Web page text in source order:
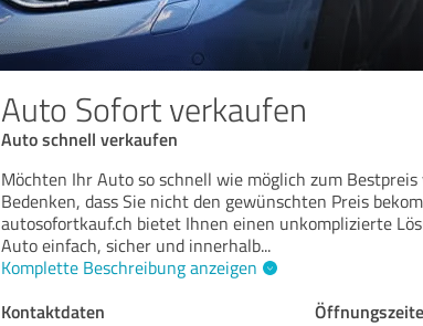
Auto Sofort verkaufen
Auto schnell verkaufen
Möchten Ihr Auto so schnell wie möglich zum Bestpreis
Bedenken, dass Sie nicht den gewünschten Preis
autosofortkauf.ch bietet Ihnen einen unkomplizierte
Auto einfach, sicher und innerhalb...
Komplette Beschreibung anzeigen
Kontaktdaten